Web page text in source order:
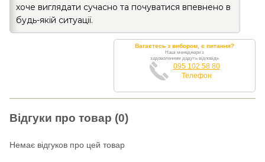
хоче виглядати сучасно та почуватися впевнено в
будь-якій ситуації.
Вагаєтесь з вибором, є питання?
Наші менеджери з
задоволенням дадуть відповідь
095 102 58 80
Телефон
Відгуки про товар (0)
Немає відгуков про цей товар